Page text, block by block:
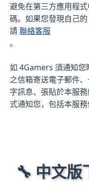
避免在第三方應用程
碼。如果您發現自己
請聯絡客服
。
如 4Gamers 須通知您
之信箱寄送電子郵件
字訊息、張貼於本服
式通知您，包括本服務
🔧 中文